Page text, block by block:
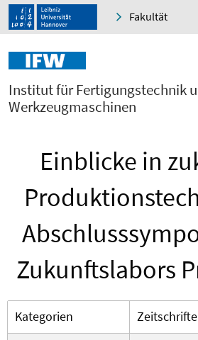
Fakultät
Institut für Fertigungstechnik
Werkzeugmaschinen
Einblicke in
Zukunftslabors
Kategorien